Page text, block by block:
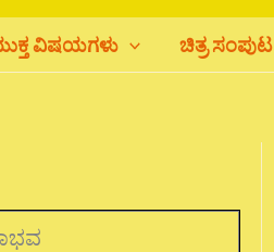
ವಿಷಯಗಳು ಚಿತ್ರ ಸಂಪುಟ